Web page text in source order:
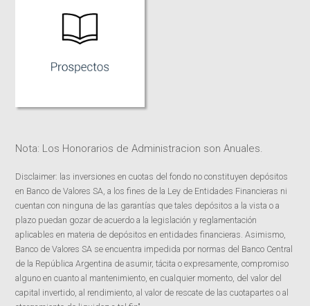
Nota: Los Honorarios de Administracion son Anuales.
Disclaimer: las inversiones en cuotas del fondo no constituyen depósitos
en Banco de Valores SA, a los fines de la Ley de Entidades Financieras ni
cuentan con ninguna de las garantías que tales depósitos a la vista o a
plazo puedan gozar de acuerdo a la legislación y reglamentación
aplicables en materia de depósitos en entidades financieras. Asimismo,
Banco de Valores SA se encuentra impedida por normas del Banco Central
de la República Argentina de asumir, tácita o expresamente, compromiso
alguno en cuanto al mantenimiento, en cualquier momento, del valor del
capital invertido, al rendimiento, al valor de rescate de las cuotapartes o al